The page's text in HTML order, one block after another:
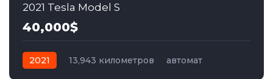
2021 Tesla Model S
40,000$
2021 13,943 километров
автомат